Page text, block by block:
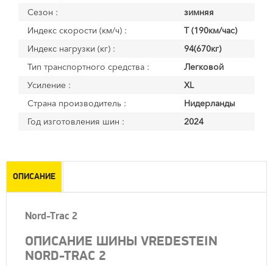
Сезон :
зимняя
Индекс скорости (км/ч) :
T (190км/час)
Индекс нагрузки (кг) :
94(670кг)
Тип транспортного средства :
Легковой
Усиление :
XL
Страна производитель :
Нидерланды
Год изготовления шин :
2024
ОПИСАНИЕ
Nord-Trac 2
ОПИСАНИЕ ШИНЫ VREDESTEIN
NORD-TRAC 2